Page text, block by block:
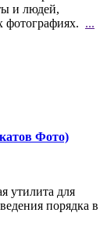
и людей,
фотографиях. ...
Фото)
утилита для
порядка в